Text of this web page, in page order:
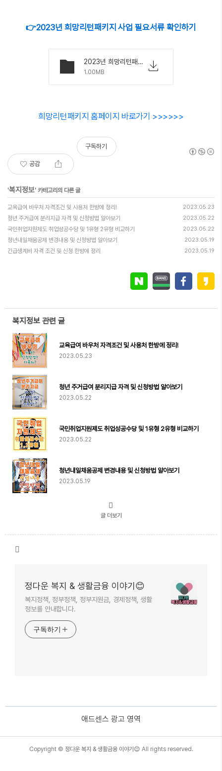
👉2023년 희망리턴패키지 사업 필요서류 확인하기
2023년 희망리턴패키지 사업 시행 공고(수정).pdf
1.00MB
희망리턴패키지 홈페이지 바로가기 >>>>>>
공감
구독하기
'복지정보' 카테고리의 다른 글
교육급여 바우처 자격조건 및 사용처 한방에 정리! 2023.05.23
청년 주거급여 분리지급 자격 및 신청방법 알아보기 2023.05.22
국민취업지원제도 취업성공수당 및 1유형 2유형 비교하기 2023.05.22
청년내일채움공제 변경내용 및 신청방법 알아보기 2023.05.19
긴급생계비 자격 조건 및 신청 한방에 정리 2023.05.19
복지정보 관련 글
교육급여 바우처 자격조건 및 사용처 한방에 정리!
2023.05.23
청년 주거급여 분리지급 자격 및 신청방법 알아보기
2023.05.22
국민취업지원제도 취업성공수당 및 1유형 2유형 비교하기
2023.05.22
청년내일채움공제 변경내용 및 신청방법 알아보기
2023.05.19
글 더보기
정다운 복지 & 생활금융 이야기😊
복지정책, 정부정책, 정부지원금, 경제정책, 생활
정보를 안내합니다.
구독하기
애드센스 광고 영역
Copyright © 정다운 복지 & 생활금융 이야기😊 All rights reserved.
TistoryWhaleSkin3.4